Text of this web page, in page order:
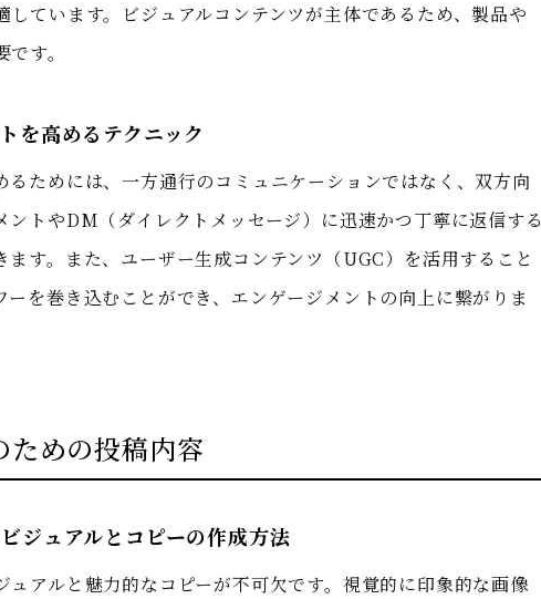
ています。ビジュアルコンテンツが主体であるため、製品や
す。
を高めるテクニック
るためには、一方通行のコミュニケーションではなく、双方向
トやDM（ダイレクトメッセージ）に迅速かつ丁寧に返信する
す。また、ユーザー生成コンテンツ（UGC）を活用すること
を巻き込むことができ、エンゲージメントの向上に繋がりま
ための投稿内容
ジュアルとコピーの作成方法
アルと魅力的なコピーが不可欠です。視覚的に印象的な画像